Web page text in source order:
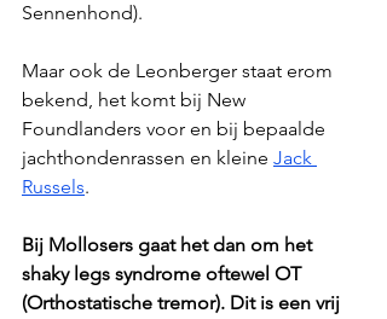
Sennenhond).
Maar ook de Leonberger staat erom
bekend, het komt bij New
Foundlanders voor en bij bepaalde
jachthondenrassen en kleine Jack
Russels.
Bij Mollosers gaat het dan om het
shaky legs syndrome oftewel OT
(Orthostatische tremor). Dit is een vrij